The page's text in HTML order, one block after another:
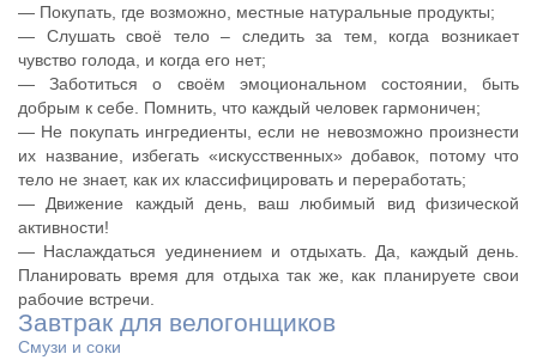
— Покупать, где возможно, местные натуральные продукты;
— Слушать своё тело – следить за тем, когда возникает
чувство голода, и когда его нет;
— Заботиться о своём эмоциональном состоянии, быть
добрым к себе. Помнить, что каждый человек гармоничен;
— Не покупать ингредиенты, если не невозможно произнести
их название, избегать «искусственных» добавок, потому что
тело не знает, как их классифицировать и переработать;
— Движение каждый день, ваш любимый вид физической
активности!
— Наслаждаться уединением и отдыхать. Да, каждый день.
Планировать время для отдыха так же, как планируете свои
рабочие встречи.
Завтрак для велогонщиков
Смузи и соки